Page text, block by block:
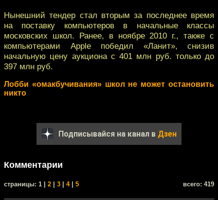
Нынешний тендер стал вторым за последнее время
на поставку компьютеров в начальные классы
московских школ. Ранее, в ноябре 2010 г., также с
компьютерами Apple победил «Ланит», снизив
начальную цену аукциона с 401 млн руб. только до
397 млн руб.
Лобби «омакбучивания» школ не может остановить
никто
Подписывайся на канал в Дзен
Комментарии
cтраницы: 1 | 2 3 4| 5 всего: 419